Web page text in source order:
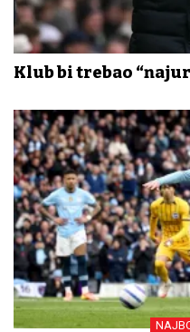
Klub bi trebao